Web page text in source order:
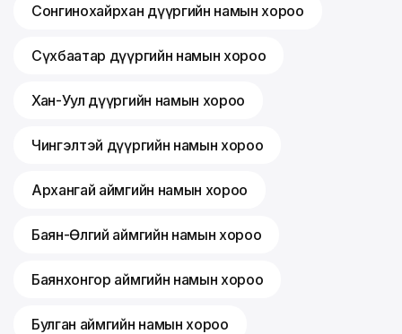
Сонгинохайрхан дүүргийн намын хороо
Сүхбаатар дүүргийн намын хороо
Хан-Уул дүүргийн намын хороо
Чингэлтэй дүүргийн намын хороо
Архангай аймгийн намын хороо
Баян-Өлгий аймгийн намын хороо
Баянхонгор аймгийн намын хороо
Булган аймгийн намын хороо